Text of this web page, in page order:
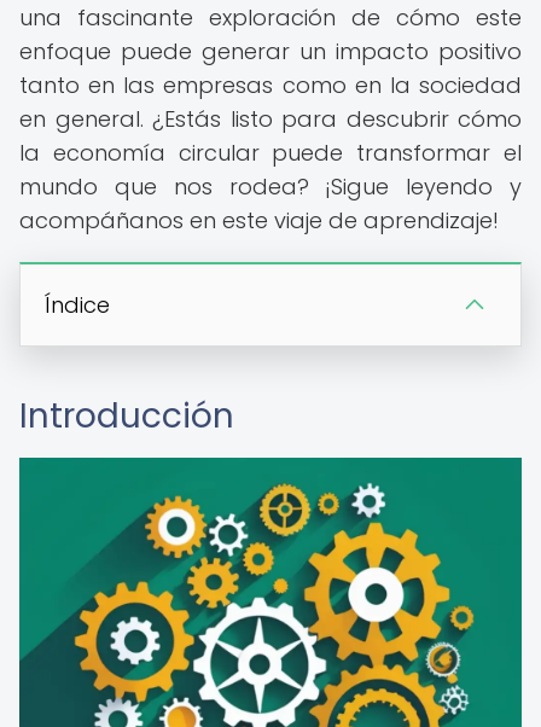
una fascinante exploración de cómo este
enfoque puede generar un impacto positivo
tanto en las empresas como en la sociedad
en general. ¿Estás listo para descubrir cómo
la economía circular puede transformar el
mundo que nos rodea? ¡Sigue leyendo y
acompáñanos en este viaje de aprendizaje!
Índice
Introducción